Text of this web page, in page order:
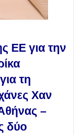
ΕΕ για την
τη
Χαν
–
δύο